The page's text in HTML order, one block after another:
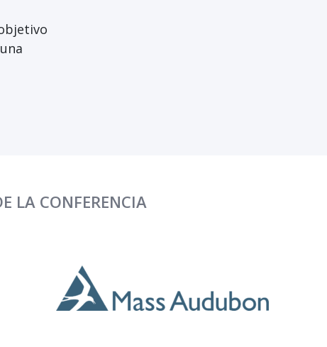
LA CONFERENCIA